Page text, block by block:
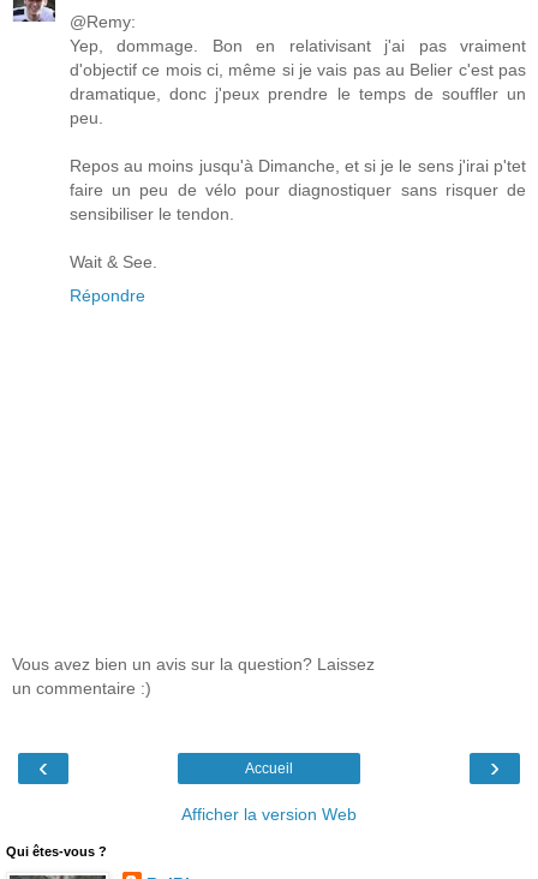
@Remy:
Yep, dommage. Bon en relativisant j'ai pas vraiment
d'objectif ce mois ci, même si je vais pas au Belier c'est pas
dramatique, donc j'peux prendre le temps de souffler un
peu.
Repos au moins jusqu'à Dimanche, et si je le sens j'irai p'tet
faire un peu de vélo pour diagnostiquer sans risquer de
sensibiliser le tendon.
Wait & See.
Répondre
Vous avez bien un avis sur la question? Laissez
un commentaire :)
‹ ›
Accueil
Afficher la version Web
Qui êtes-vous ?